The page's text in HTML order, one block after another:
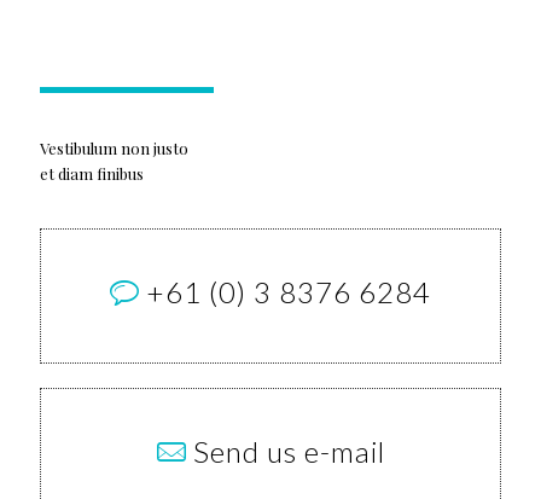
Vestibulum non justo
et diam finibus
+61 (0) 3 8376 6284
Send us e-mail